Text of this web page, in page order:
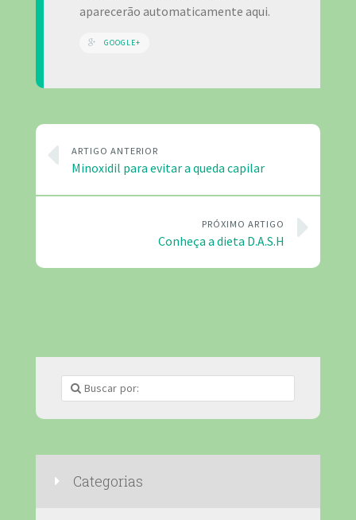
aparecerão automaticamente aqui.
GOOGLE+
ARTIGO ANTERIOR
Minoxidil para evitar a queda capilar
PRÓXIMO ARTIGO
Conheça a dieta D.A.S.H
Categorias